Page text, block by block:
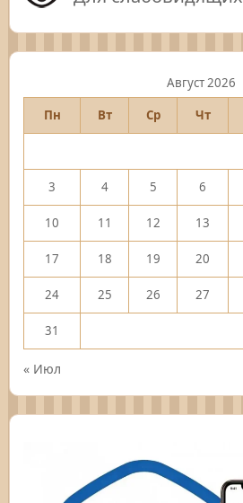
Август 2026
Пн
Вт Ср Чт
3 4 5 6
10 11 12 13
17 18 19 20
24 25 26 27
31
« Июл